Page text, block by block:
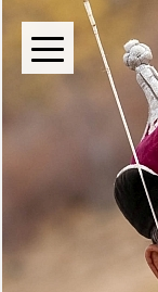
BOUTIQUE